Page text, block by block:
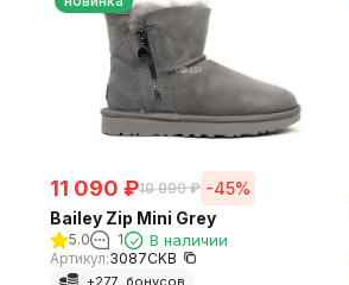
11 090 ₽19 990 ₽ -45%
Bailey Zip Mini Grey
5.0 1 В наличии
Артикул:3087CKB
+277 бонусов